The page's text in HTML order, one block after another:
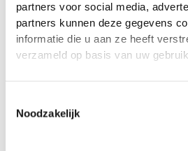
partners voor social media,
partners kunnen deze gegevens
informatie die u aan ze heeft
verzameld op basis van uw
Noodzakelijk